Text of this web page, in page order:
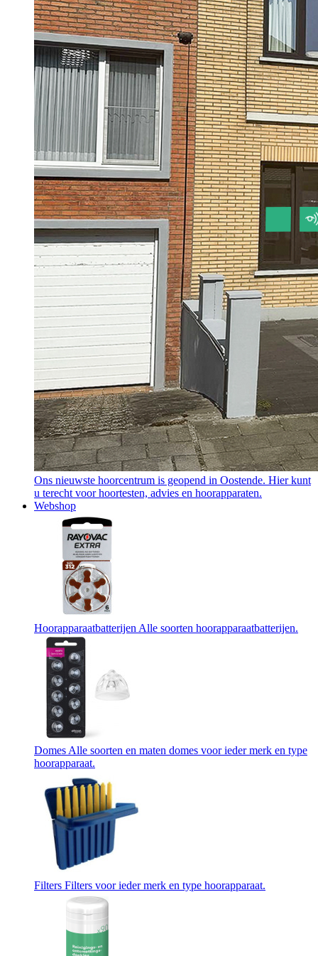
Ons nieuwste hoorcentrum is geopend in Oostende. Hier kunt
u terecht voor hoortesten, advies en hoorapparaten.
Webshop
Hoorapparaatbatterijen Alle soorten hoorapparaatbatterijen.
Domes Alle soorten en maten domes voor ieder merk en type
hoorapparaat.
Filters Filters voor ieder merk en type hoorapparaat.